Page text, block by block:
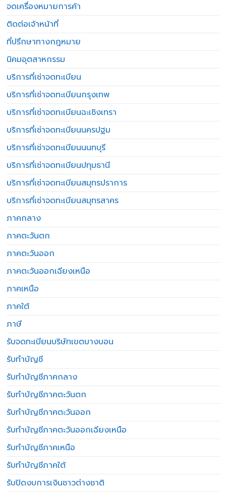
จดเครื่องหมายการค้า
ติดต่อเจ้าหน้าที่
ที่ปรึกษาทางกฎหมาย
นิคมอุตสาหกรรม
บริการที่เช่าจดทะเบียน
บริการที่เช่าจดทะเบียนกรุงเทพ
บริการที่เช่าจดทะเบียนฉะเชิงเทรา
บริการที่เช่าจดทะเบียนนครปฐม
บริการที่เช่าจดทะเบียนนนทบุรี
บริการที่เช่าจดทะเบียนปทุมธานี
บริการที่เช่าจดทะเบียนสมุทรปราการ
บริการที่เช่าจดทะเบียนสมุทรสาคร
ภาคกลาง
ภาคตะวันตก
ภาคตะวันออก
ภาคตะวันออกเฉียงเหนือ
ภาคเหนือ
ภาคใต้
ภาษี
รับจดทะเบียนบริษัทเขตบางบอน
รับทำบัญชี
รับทำบัญชีภาคกลาง
รับทำบัญชีภาคตะวันตก
รับทำบัญชีภาคตะวันออก
รับทำบัญชีภาคตะวันออกเฉียงเหนือ
รับทำบัญชีภาคเหนือ
รับทำบัญชีภาคใต้
รับปิดงบการเงินชาวต่างชาติ